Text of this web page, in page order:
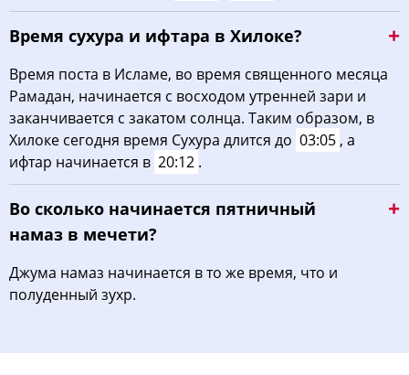
30, Вс 03:58 05:47 12:39 16:24 19:30 21:11
04:00 05:49 12:39
Время сухура и ифтара в Хилоке?
Время поста в Исламе, во время священного месяца
Рамадан, начинается с восходом утренней зари и
заканчивается с закатом солнца. Таким образом, в
Хилоке сегодня время Сухура длится до 03:05 , а
ифтар начинается в 20:12 .
Во сколько начинается пятничный
намаз в мечети?
Джума намаз начинается в то же время, что и
полуденный зухр.